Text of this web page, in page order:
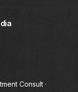
Consult ·